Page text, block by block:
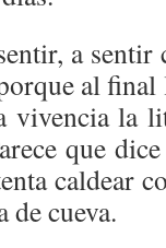
a sentir
al
vivencia la
que
caldear
de cueva.